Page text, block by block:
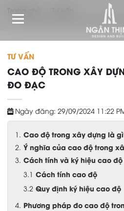
Trang chủ
Cao độ trong xây dựng là gì?
TƯ VẤN
CAO ĐỘ TRONG XÂY
ĐO ĐẠC
Ngày đăng: 29/09/2024 11:22
Cao độ trong xây dựng là
Ý nghĩa của cao độ trong
Cách tính và ký hiệu cao
Cách tính cao độ
Quy định ký hiệu cao độ
Phương pháp đo cao độ